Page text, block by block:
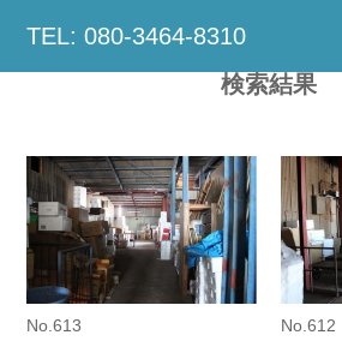
TEL: 080-3464-8310
検索結果
No.613 No.612